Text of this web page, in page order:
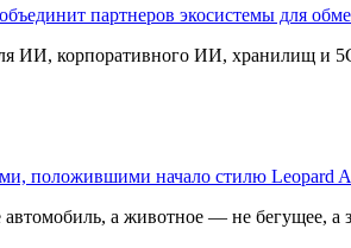
партнеров экосистемы для
ИИ, корпоративного ИИ, хранилищ и
положившими начало стилю Leopard
а животное — не бегущее, а